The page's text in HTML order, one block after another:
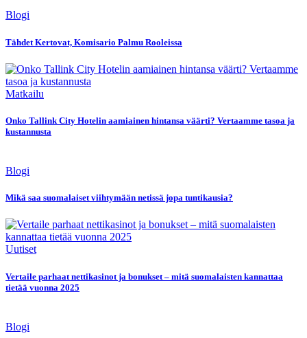
Blogi
Tähdet Kertovat, Komisario Palmu Rooleissa
Matkailu
Onko Tallink City Hotelin aamiainen hintansa väärti? Vertaamme tasoa ja
kustannusta
Blogi
Mikä saa suomalaiset viihtymään netissä jopa tuntikausia?
Uutiset
Vertaile parhaat nettikasinot ja bonukset – mitä suomalaisten kannattaa
tietää vuonna 2025
Blogi